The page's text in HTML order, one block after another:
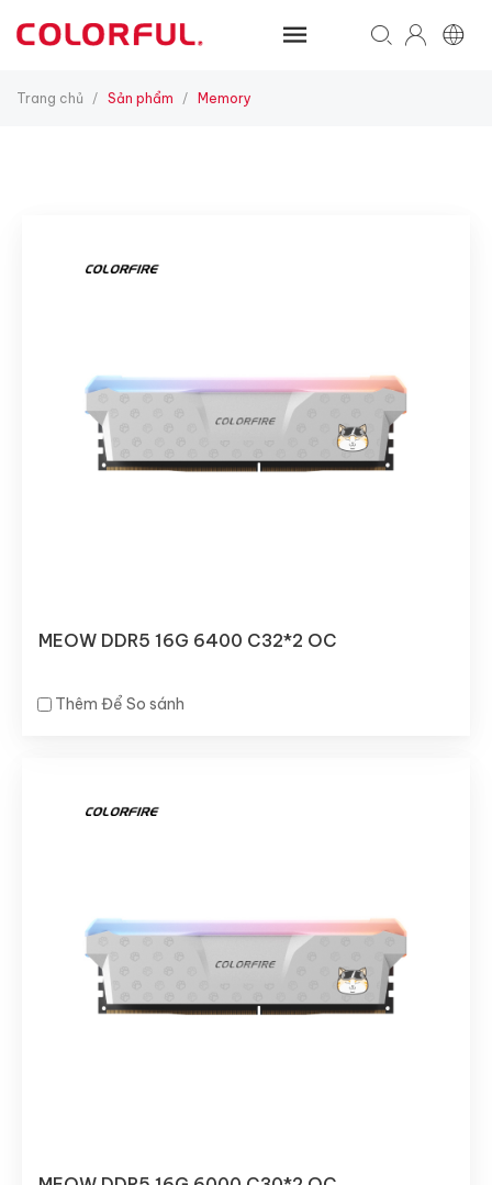
Trang chủ / Sản phẩm / Memory
MEOW DDR5 16G 6400 C32*2 OC
Thêm Để So sánh